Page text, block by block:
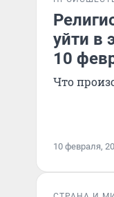
уйти в
10
Что
10 февраля,